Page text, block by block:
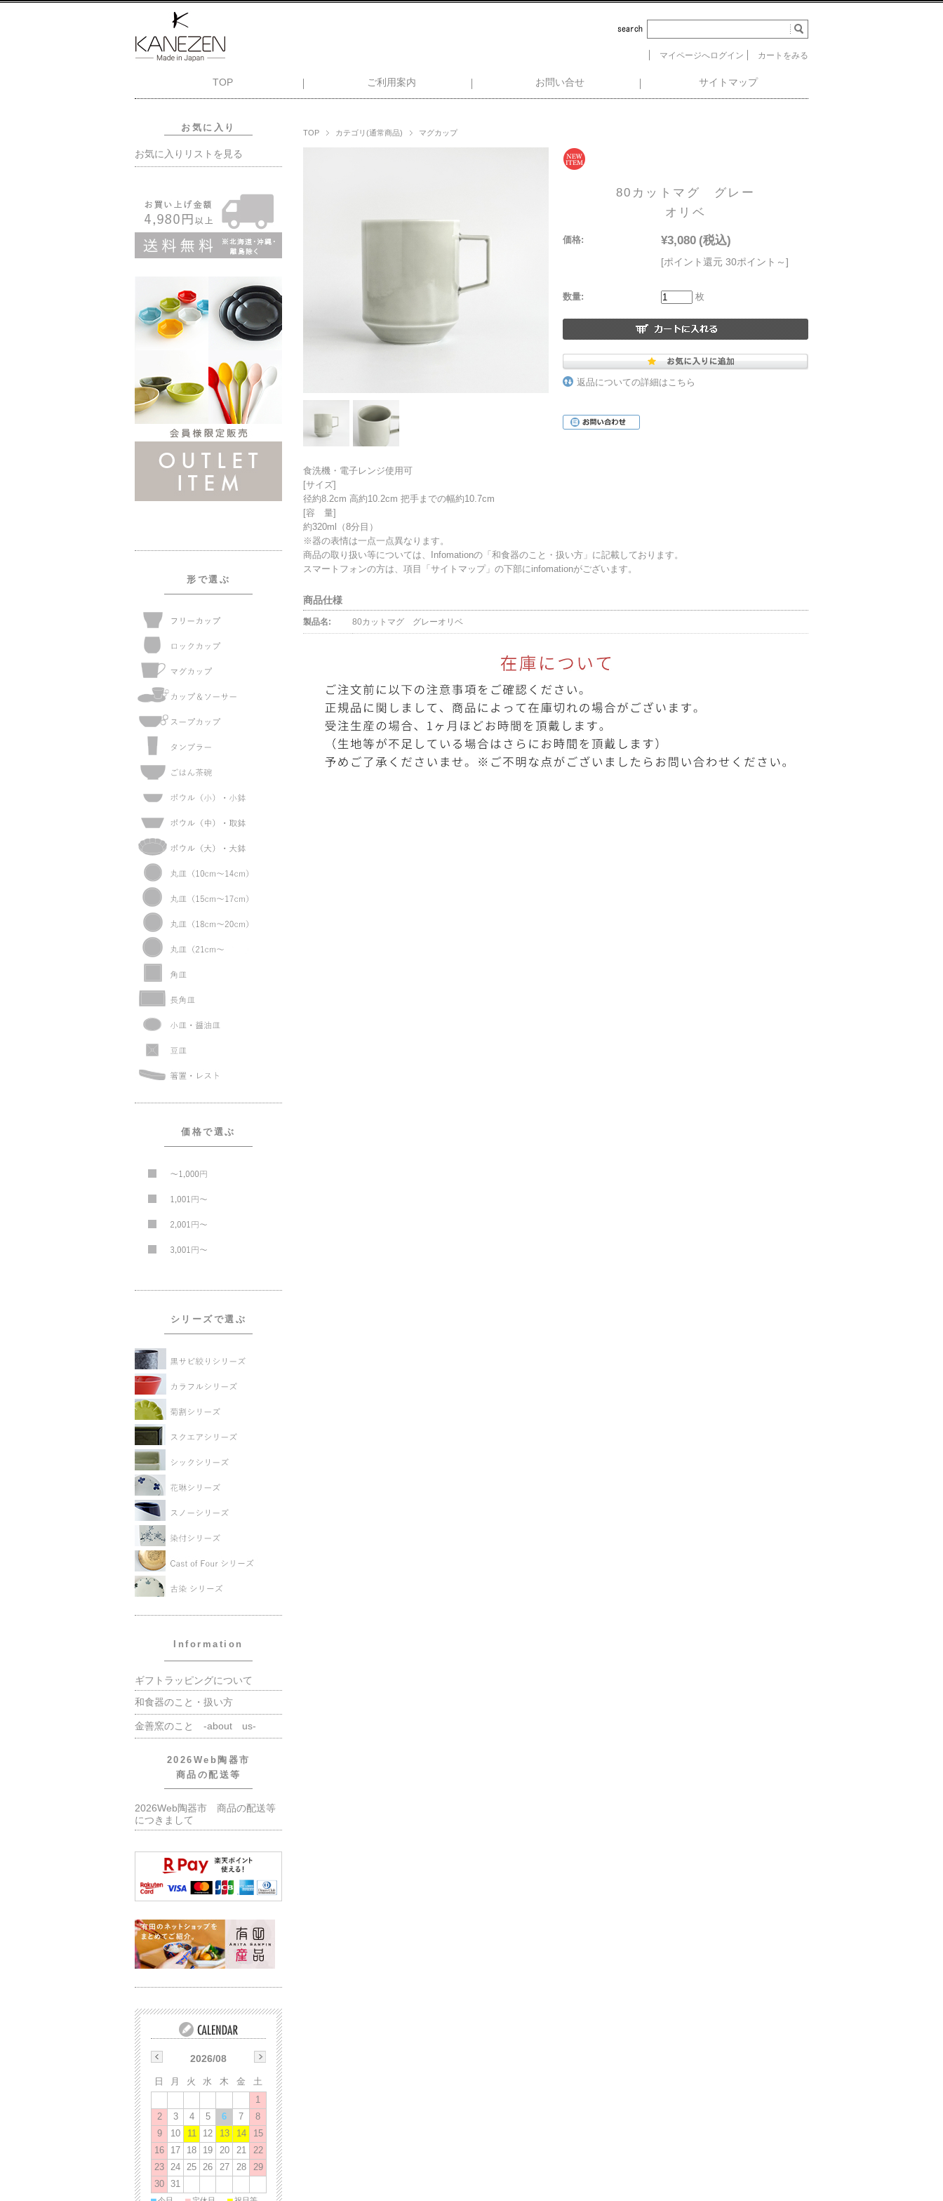
マイページへログイン カートをみる
TOP ご利用案内 お問い合せ サイトマップ
TOP カテゴリ(通常商品) マグカップ
80カットマグ グレー
オリベ
価格: ¥3,080 (税込)
[ポイント還元 30ポイント～]
数量: 枚
返品についての詳細はこちら
食洗機・電子レンジ使用可
[サイズ]
径約8.2cm 高約10.2cm 把手までの幅約10.7cm
[容 量]
約320ml（8分目）
※器の表情は一点一点異なります。
商品の取り扱い等については、Infomationの「和食器のこと・扱い方」に記載しております。
スマートフォンの方は、項目「サイトマップ」の下部にinfomationがございます。
商品仕様
製品名: 80カットマグ グレーオリベ
お気に入り
お気に入りリストを見る
形で選ぶ
価格で選ぶ
シリーズで選ぶ
Information
ギフトラッピングについて
和食器のこと・扱い方
金善窯のこと -about us-
2026Web陶器市
商品の配送等
2026Web陶器市 商品の配送等
につきまして
2026/08
日 月 火 水 木 金
土
1
2
3 4 5 6 7
8
9
10 11 12 13 14
15
16
17 18 19 20 21
22
23
24 25 26 27 28
29
30
31